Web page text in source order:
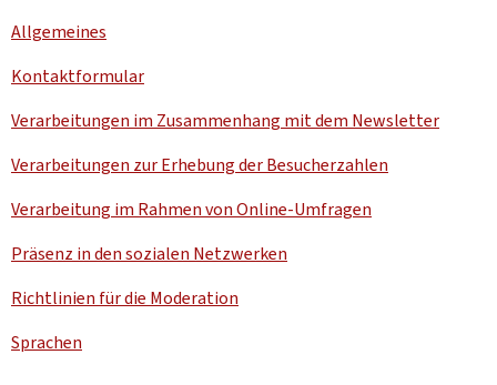
Allgemeines
Kontaktformular
Verarbeitungen im Zusammenhang mit dem Newsletter
Verarbeitungen zur Erhebung der Besucherzahlen
Verarbeitung im Rahmen von Online-Umfragen
Präsenz in den sozialen Netzwerken
Richtlinien für die Moderation
Sprachen